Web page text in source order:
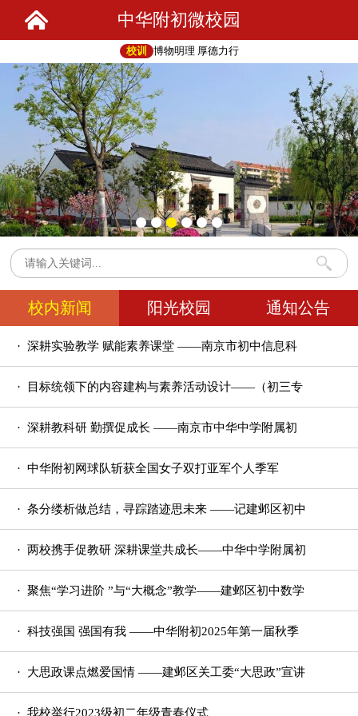
中华附初微校园
校训 博物明理 厚德力行
校内新闻 阳光校园 通知公告
· 深耕实验教学 赋能素养课堂 ——南京市初中信息科
技教研活动在中
· 目标统领下的内容建构与素养活动设计——（初三专
场）建邺区历史
· 深耕教科研 勤撰促成长 ——南京市中华中学附属初
级中学开展教
· 中华附初网球队斩获全国女子双打亚军个人季军
· 条分缕析做总结，寻踪踏迹思未来 ——记建邺区初中
语文期中总结活
· 两校携手促教研 深耕课堂共成长——中华中学附属初
级中学与高淳
· 聚焦“学习进阶 ”与“大概念”教学——建邺区初中数学
复习教研活
· 科技强国 强国有我 ——中华附初2025年第一届秋季
田径运动会开幕
· 大思政课点燃爱国情 ——建邺区关工委“大思政”宣讲
团走进中华附
· 我校举行2023级初二年级青春仪式